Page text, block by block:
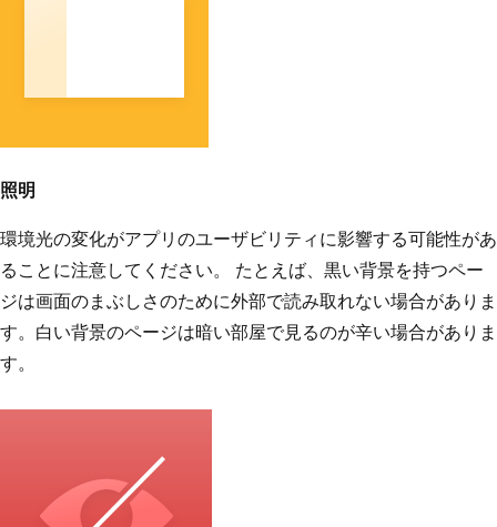
照明
環境光の変化がアプリのユーザビリティに影響する可能性があ
ることに注意してください。 たとえば、黒い背景を持つペー
ジは画面のまぶしさのために外部で読み取れない場合がありま
す。白い背景のページは暗い部屋で見るのが辛い場合がありま
す。